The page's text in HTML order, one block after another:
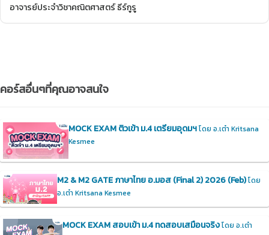
อาจารย์ประจำวิชาคณิตศาสตร์ ธีร์กูรู
คอร์สอื่นๆที่คุณอาจสนใจ
MOCK EXAM ติวเข้า ม.4 เตรียมอุดมฯโดย อ.เต๋า Kritsana
Kesmee
M2 & M2 GATE ภาษาไทย อ.มอส (Final 2) 2026 (Feb)โดย
อ.เต๋า Kritsana Kesmee
MOCK EXAM สอบเข้า ม.4 ทดสอบเสมือนจริงโดย อ.เต๋า